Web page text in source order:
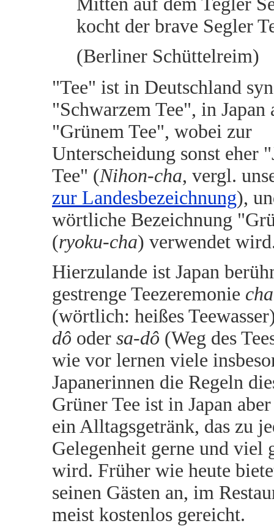
kocht der brave Segler
(Berliner Schüttelreim)
"Tee" ist in Deutschland
"Schwarzem Tee", in Japan
"Grünem Tee", wobei zur
Unterscheidung sonst eher
Tee" (Nihon-cha, vergl.
zur Landesbezeichnung),
wörtliche Bezeichnung
(ryoku-cha) verwendet
Hierzulande ist Japan
gestrenge Teezeremonie
(wörtlich: heißes
dô oder sa-dô (Weg des
wie vor lernen viele
Japanerinnen die Regeln
Grüner Tee ist in Japan
ein Alltagsgetränk, das zu
Gelegenheit gerne und viel
wird. Früher wie heute
seinen Gästen an, im
meist kostenlos gereicht.